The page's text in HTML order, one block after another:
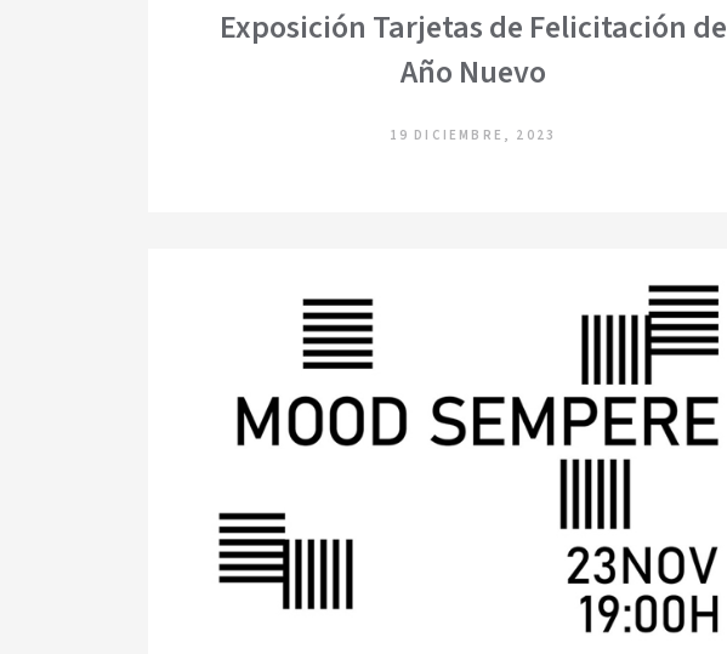
Exposición Tarjetas de Felicitación de
Año Nuevo
19 DICIEMBRE, 2023